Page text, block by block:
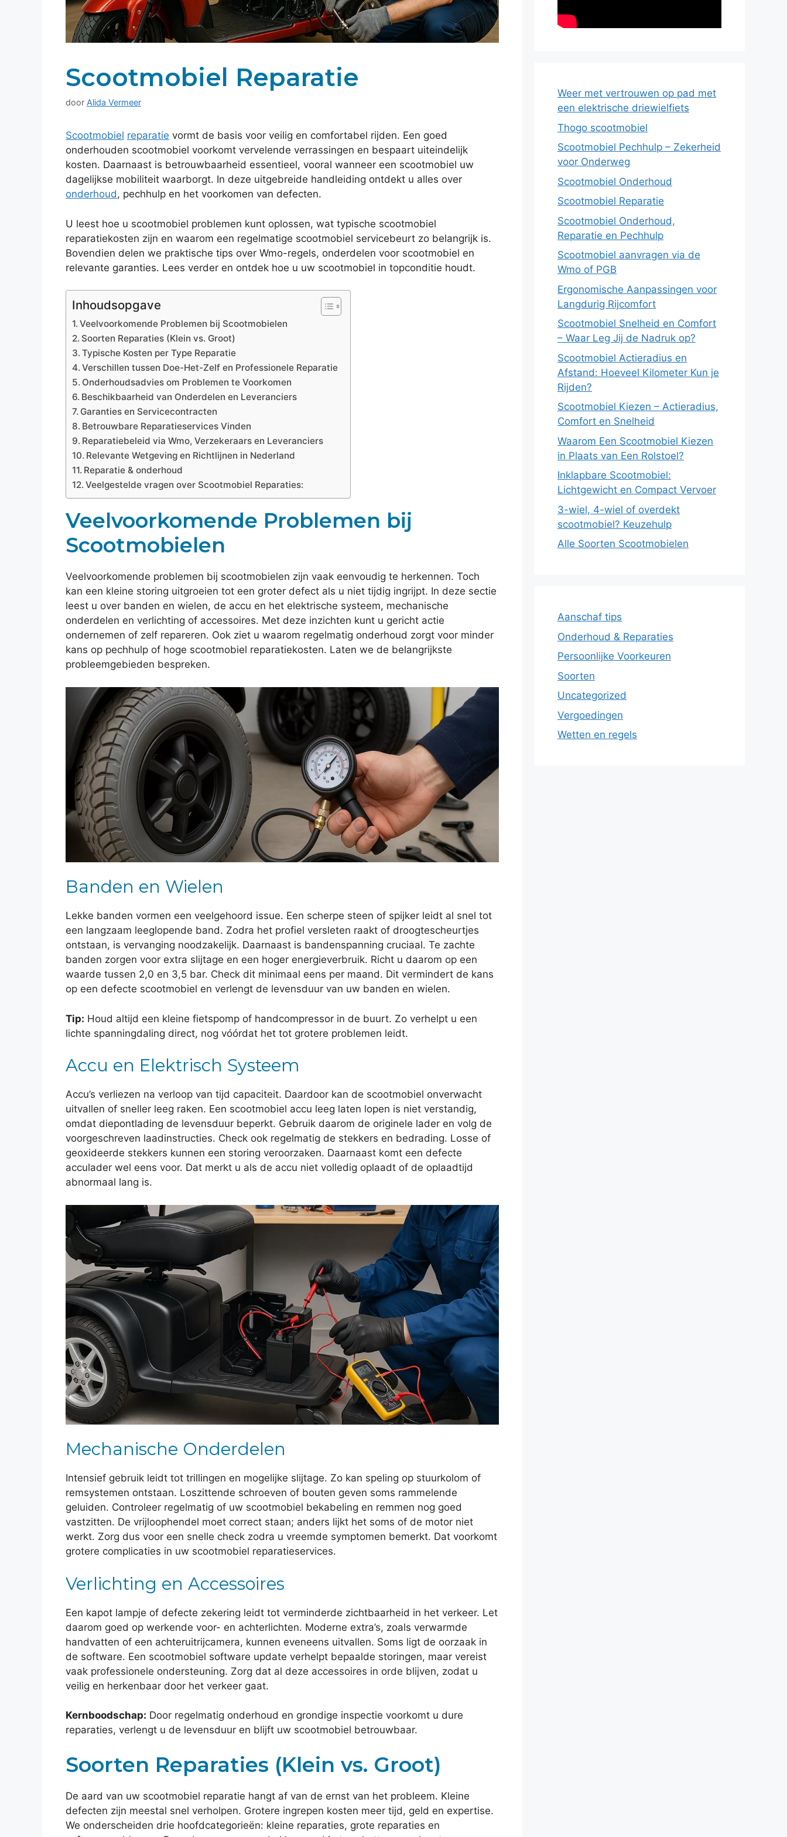
Scootmobiel Reparatie
door Alida Vermeer
Scootmobiel reparatie vormt de basis voor veilig en comfortabel rijden. Een goed
onderhouden scootmobiel voorkomt vervelende verrassingen en bespaart uiteindelijk
kosten. Daarnaast is betrouwbaarheid essentieel, vooral wanneer een scootmobiel uw
dagelijkse mobiliteit waarborgt. In deze uitgebreide handleiding ontdekt u alles over
onderhoud, pechhulp en het voorkomen van defecten.
U leest hoe u scootmobiel problemen kunt oplossen, wat typische scootmobiel
reparatiekosten zijn en waarom een regelmatige scootmobiel servicebeurt zo belangrijk is.
Bovendien delen we praktische tips over Wmo-regels, onderdelen voor scootmobiel en
relevante garanties. Lees verder en ontdek hoe u uw scootmobiel in topconditie houdt.
Inhoudsopgave
Veelvoorkomende Problemen bij Scootmobielen
Soorten Reparaties (Klein vs. Groot)
Typische Kosten per Type Reparatie
Verschillen tussen Doe-Het-Zelf en Professionele Reparatie
Onderhoudsadvies om Problemen te Voorkomen
Beschikbaarheid van Onderdelen en Leveranciers
Garanties en Servicecontracten
Betrouwbare Reparatieservices Vinden
Reparatiebeleid via Wmo, Verzekeraars en Leveranciers
Relevante Wetgeving en Richtlijnen in Nederland
Reparatie & onderhoud
Veelgestelde vragen over Scootmobiel Reparaties:
Veelvoorkomende Problemen bij
Scootmobielen
Veelvoorkomende problemen bij scootmobielen zijn vaak eenvoudig te herkennen. Toch
kan een kleine storing uitgroeien tot een groter defect als u niet tijdig ingrijpt. In deze sectie
leest u over banden en wielen, de accu en het elektrische systeem, mechanische
onderdelen en verlichting of accessoires. Met deze inzichten kunt u gericht actie
ondernemen of zelf repareren. Ook ziet u waarom regelmatig onderhoud zorgt voor minder
kans op pechhulp of hoge scootmobiel reparatiekosten. Laten we de belangrijkste
probleemgebieden bespreken.
Banden en Wielen
Lekke banden vormen een veelgehoord issue. Een scherpe steen of spijker leidt al snel tot
een langzaam leeglopende band. Zodra het profiel versleten raakt of droogtescheurtjes
ontstaan, is vervanging noodzakelijk. Daarnaast is bandenspanning cruciaal. Te zachte
banden zorgen voor extra slijtage en een hoger energieverbruik. Richt u daarom op een
waarde tussen 2,0 en 3,5 bar. Check dit minimaal eens per maand. Dit vermindert de kans
op een defecte scootmobiel en verlengt de levensduur van uw banden en wielen.
Tip: Houd altijd een kleine fietspomp of handcompressor in de buurt. Zo verhelpt u een
lichte spanningdaling direct, nog vóórdat het tot grotere problemen leidt.
Accu en Elektrisch Systeem
Accu’s verliezen na verloop van tijd capaciteit. Daardoor kan de scootmobiel onverwacht
uitvallen of sneller leeg raken. Een scootmobiel accu leeg laten lopen is niet verstandig,
omdat diepontlading de levensduur beperkt. Gebruik daarom de originele lader en volg de
voorgeschreven laadinstructies. Check ook regelmatig de stekkers en bedrading. Losse of
geoxideerde stekkers kunnen een storing veroorzaken. Daarnaast komt een defecte
acculader wel eens voor. Dat merkt u als de accu niet volledig oplaadt of de oplaadtijd
abnormaal lang is.
Mechanische Onderdelen
Intensief gebruik leidt tot trillingen en mogelijke slijtage. Zo kan speling op stuurkolom of
remsystemen ontstaan. Loszittende schroeven of bouten geven soms rammelende
geluiden. Controleer regelmatig of uw scootmobiel bekabeling en remmen nog goed
vastzitten. De vrijloophendel moet correct staan; anders lijkt het soms of de motor niet
werkt. Zorg dus voor een snelle check zodra u vreemde symptomen bemerkt. Dat voorkomt
grotere complicaties in uw scootmobiel reparatieservices.
Verlichting en Accessoires
Een kapot lampje of defecte zekering leidt tot verminderde zichtbaarheid in het verkeer. Let
daarom goed op werkende voor- en achterlichten. Moderne extra’s, zoals verwarmde
handvatten of een achteruitrijcamera, kunnen eveneens uitvallen. Soms ligt de oorzaak in
de software. Een scootmobiel software update verhelpt bepaalde storingen, maar vereist
vaak professionele ondersteuning. Zorg dat al deze accessoires in orde blijven, zodat u
veilig en herkenbaar door het verkeer gaat.
Kernboodschap: Door regelmatig onderhoud en grondige inspectie voorkomt u dure
reparaties, verlengt u de levensduur en blijft uw scootmobiel betrouwbaar.
Soorten Reparaties (Klein vs. Groot)
De aard van uw scootmobiel reparatie hangt af van de ernst van het probleem. Kleine
defecten zijn meestal snel verholpen. Grotere ingrepen kosten meer tijd, geld en expertise.
We onderscheiden drie hoofdcategorieën: kleine reparaties, grote reparaties en
Weer met vertrouwen op pad met
een elektrische driewielfiets
Thogo scootmobiel
Scootmobiel Pechhulp – Zekerheid
voor Onderweg
Scootmobiel Onderhoud
Scootmobiel Reparatie
Scootmobiel Onderhoud,
Reparatie en Pechhulp
Scootmobiel aanvragen via de
Wmo of PGB
Ergonomische Aanpassingen voor
Langdurig Rijcomfort
Scootmobiel Snelheid en Comfort
– Waar Leg Jij de Nadruk op?
Scootmobiel Actieradius en
Afstand: Hoeveel Kilometer Kun je
Rijden?
Scootmobiel Kiezen – Actieradius,
Comfort en Snelheid
Waarom Een Scootmobiel Kiezen
in Plaats van Een Rolstoel?
Inklapbare Scootmobiel:
Lichtgewicht en Compact Vervoer
3-wiel, 4-wiel of overdekt
scootmobiel? Keuzehulp
Alle Soorten Scootmobielen
Aanschaf tips
Onderhoud & Reparaties
Persoonlijke Voorkeuren
Soorten
Uncategorized
Vergoedingen
Wetten en regels